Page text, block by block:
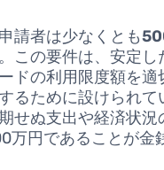
申請者は少なくとも
この要件は、安定し
ドの利用限度額を
るために設けられて
せぬ支出や経済状況
万円であることが金